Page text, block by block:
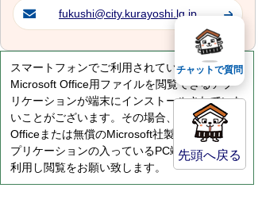
fukushi@city.kurayoshi.lg.jp
スマートフォンでご利用されている場合、
Microsoft Office用ファイルを閲覧できるアプ
リケーションが端末にインストールされていな
いことがございます。その場合、Microsoft
Officeまたは無償のMicrosoft社製ビューアーア
プリケーションの入っているPC端末などをご
利用し閲覧をお願い致します。
先頭へ戻る
チャットで質問